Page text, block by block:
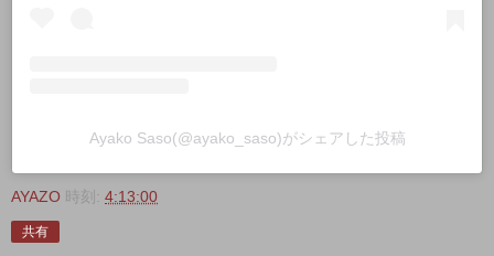
Ayako Saso(@ayako_saso)がシェアした投稿
AYAZO 時刻: 4:13:00
共有